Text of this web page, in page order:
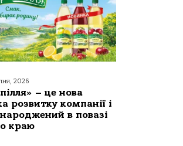
2026
– це нова
розвитку компанії і
в повазі
краю